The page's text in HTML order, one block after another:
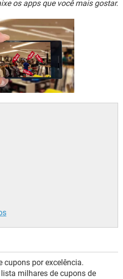
GMAIL
os apps que você mais gostar.
cupons por excelência.
milhares de cupons de